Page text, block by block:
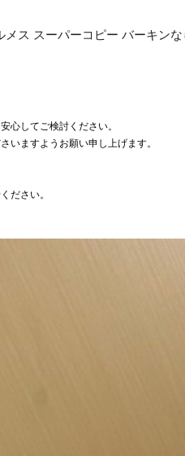
ス スーパーコピー バーキンな
心してご検討ください。
いますようお願い申し上げます。
ださい。